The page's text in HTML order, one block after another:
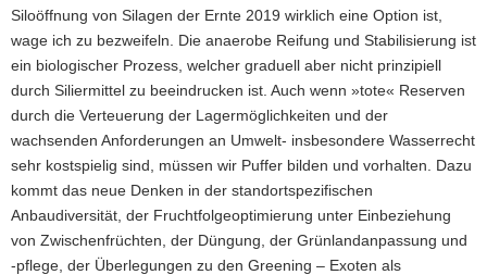
Siloöffnung von Silagen der Ernte 2019 wirklich eine Option ist,
wage ich zu bezweifeln. Die anaerobe Reifung und Stabilisierung ist
ein biologischer Prozess, welcher graduell aber nicht prinzipiell
durch Siliermittel zu beeindrucken ist. Auch wenn »tote« Reserven
durch die Verteuerung der Lagermöglichkeiten und der
wachsenden Anforderungen an Umwelt- insbesondere Wasserrecht
sehr kostspielig sind, müssen wir Puffer bilden und vorhalten. Dazu
kommt das neue Denken in der standortspezifischen
Anbaudiversität, der Fruchtfolgeoptimierung unter Einbeziehung
von Zwischenfrüchten, der Düngung, der Grünlandanpassung und
-pflege, der Überlegungen zu den Greening – Exoten als